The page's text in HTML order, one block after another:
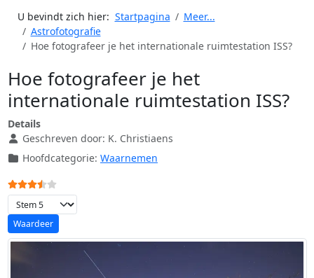
U bevindt zich hier: Startpagina
Meer...
Astrofotografie
Hoe fotografeer je het internationale ruimtestation ISS?
Hoe fotografeer je het
internationale ruimtestation ISS?
Details
Geschreven door: K. Christiaens
Hoofdcategorie: Waarnemen
Gebruikerswaardering:
Voeg waardering toe